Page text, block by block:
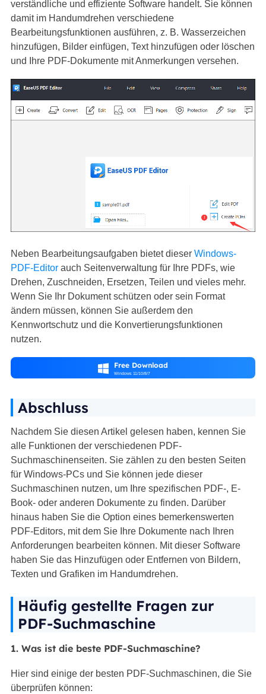
verständliche und effiziente Software handelt. Sie können
damit im Handumdrehen verschiedene
Bearbeitungsfunktionen ausführen, z. B. Wasserzeichen
hinzufügen, Bilder einfügen, Text hinzufügen oder löschen
und Ihre PDF-Dokumente mit Anmerkungen versehen.
Neben Bearbeitungsaufgaben bietet dieser Windows-
PDF-Editorauch Seitenverwaltung für Ihre PDFs, wie
Drehen, Zuschneiden, Ersetzen, Teilen und vieles mehr.
Wenn Sie Ihr Dokument schützen oder sein Format
ändern müssen, können Sie außerdem den
Kennwortschutz und die Konvertierungsfunktionen
nutzen.
 Free Download
Windows 11/10/8/7
Abschluss
Nachdem Sie diesen Artikel gelesen haben, kennen Sie
alle Funktionen der verschiedenen PDF-
Suchmaschinenseiten. Sie zählen zu den besten Seiten
für Windows-PCs und Sie können jede dieser
Suchmaschinen nutzen, um Ihre spezifischen PDF-, E-
Book- oder anderen Dokumente zu finden. Darüber
hinaus haben Sie die Option eines bemerkenswerten
PDF-Editors, mit dem Sie Ihre Dokumente nach Ihren
Anforderungen bearbeiten können. Mit dieser Software
haben Sie das Hinzufügen oder Entfernen von Bildern,
Texten und Grafiken im Handumdrehen.
Häufig gestellte Fragen zur
PDF-Suchmaschine
1. Was ist die beste PDF-Suchmaschine?
Hier sind einige der besten PDF-Suchmaschinen, die Sie
überprüfen können: